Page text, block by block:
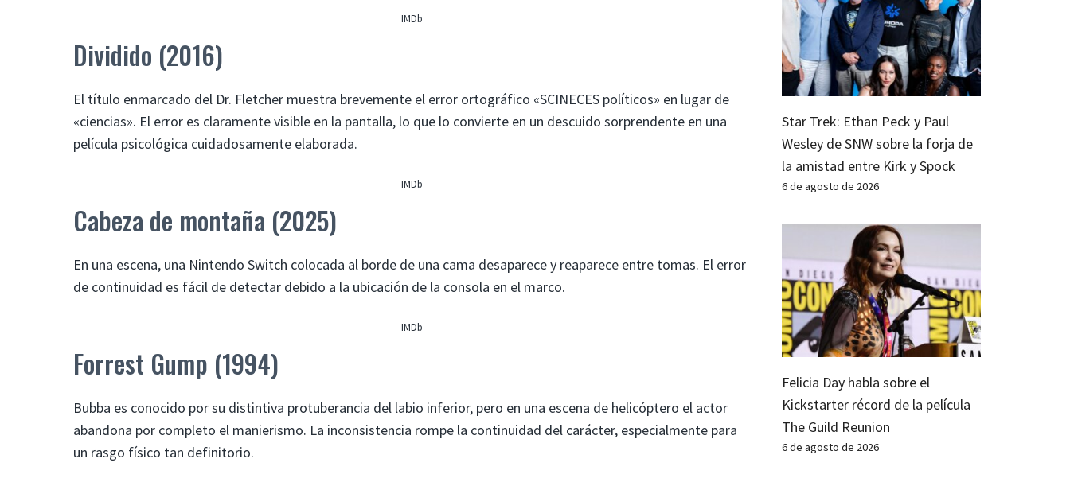
IMDb
Dividido (2016)
El título enmarcado del Dr. Fletcher muestra brevemente el error ortográfico «SCINECES políticos» en lugar de
«ciencias». El error es claramente visible en la pantalla, lo que lo convierte en un descuido sorprendente en una
película psicológica cuidadosamente elaborada.
IMDb
Cabeza de montaña (2025)
En una escena, una Nintendo Switch colocada al borde de una cama desaparece y reaparece entre tomas. El error
de continuidad es fácil de detectar debido a la ubicación de la consola en el marco.
IMDb
Forrest Gump (1994)
Bubba es conocido por su distintiva protuberancia del labio inferior, pero en una escena de helicóptero el actor
abandona por completo el manierismo. La inconsistencia rompe la continuidad del carácter, especialmente para
un rasgo físico tan definitorio.
Star Trek: Ethan Peck y Paul
Wesley de SNW sobre la forja de
la amistad entre Kirk y Spock
6 de agosto de 2026
Felicia Day habla sobre el
Kickstarter récord de la película
The Guild Reunion
6 de agosto de 2026